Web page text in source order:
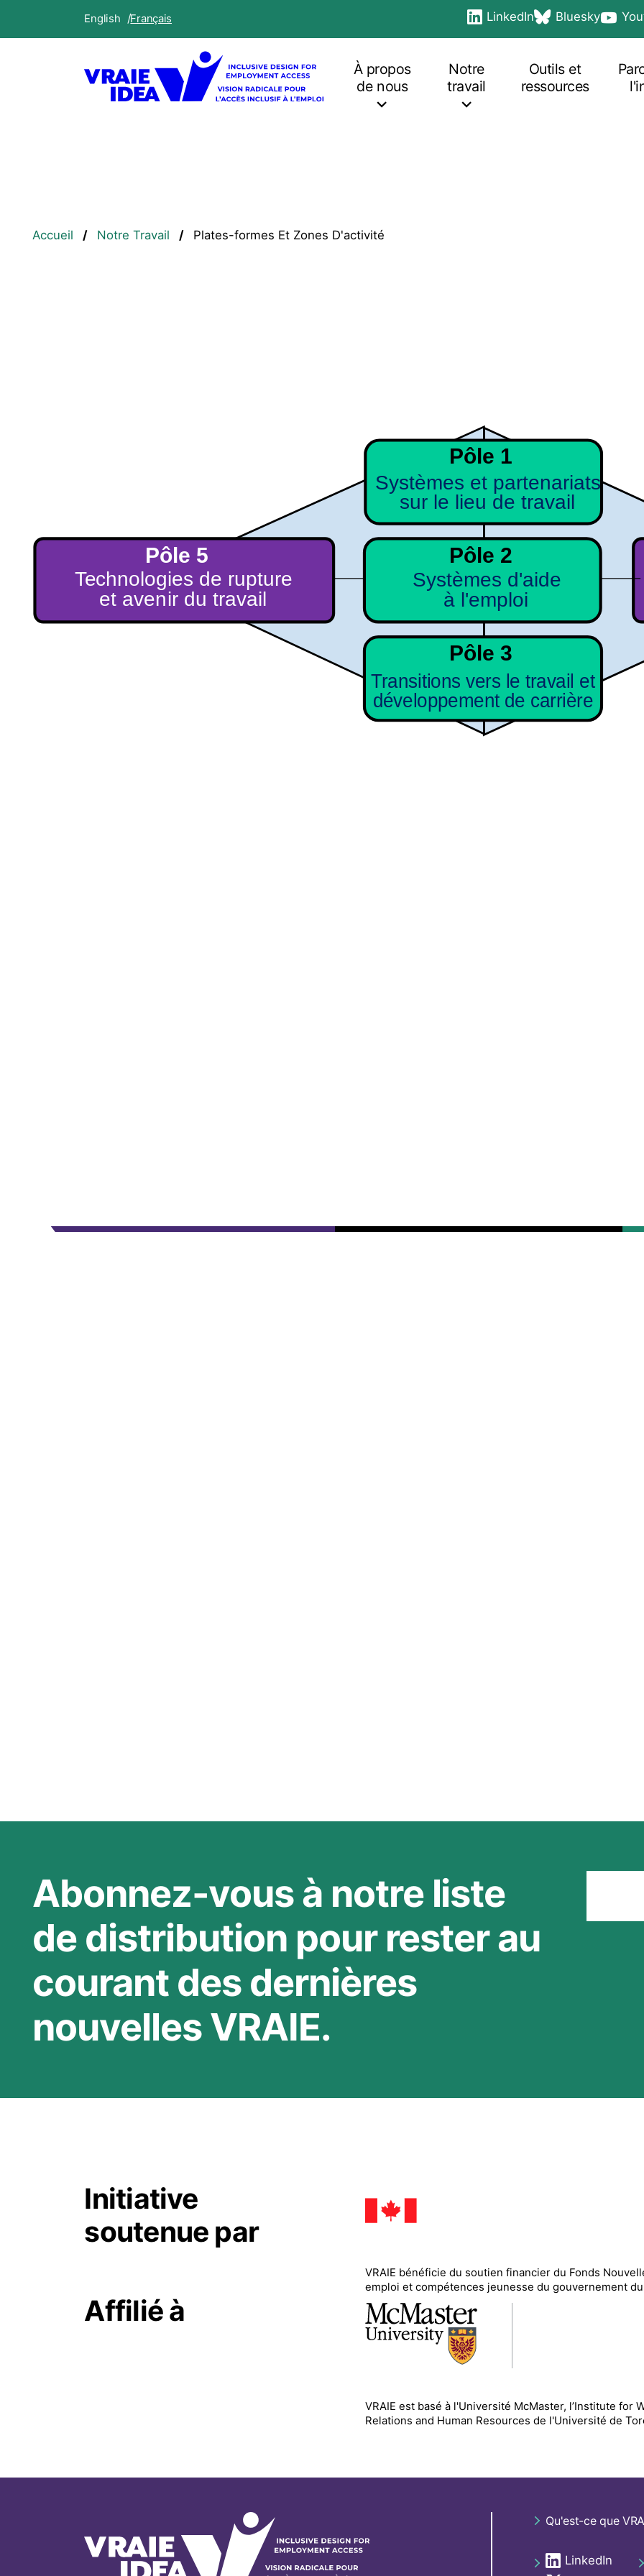
contenu
English Français
Social
links
LinkedIn
opens in a new tabBluesky
opens in a new tab
opens
navigationÀ propos
de nous
Notre
travail
Outils et
ressources
Fil
Accueil Notre Travail Plates-formes Et Zones D'activité
Abonnez-vous à notre liste
de distribution pour rester au
courant des dernières
nouvelles VRAIE.
Initiative
soutenue par
VRAIE bénéficie du soutien financier du Fonds
emploi et compétences jeunesse du gouvernement du
Affilié à
VRAIE est basé à l'Université McMaster, l’Institute for
Relations and Human Resources de l'Université de
Footer
Qu'est-ce que
SocialLinkedIn
opens in a new